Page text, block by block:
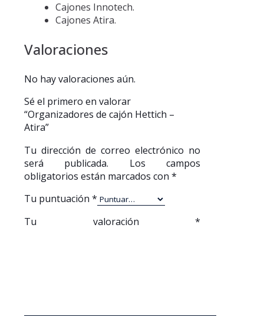
Cajones Innotech.
Cajones Atira.
Valoraciones
No hay valoraciones aún.
Sé el primero en valorar
“Organizadores de cajón Hettich –
Atira”
Tu dirección de correo electrónico no
será publicada.
Los campos
obligatorios están marcados con *
Tu puntuación *
Tu valoración *